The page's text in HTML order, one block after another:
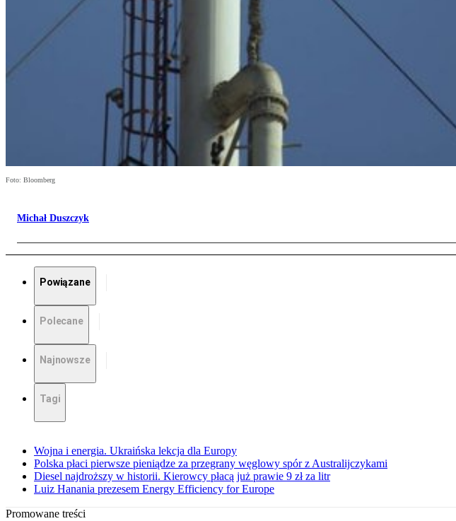
Foto: Bloomberg
Michał Duszczyk
Powiązane
Polecane
Najnowsze
Tagi
Wojna i energia. Ukraińska lekcja dla Europy
Polska płaci pierwsze pieniądze za przegrany węglowy spór z Australijczykami
Diesel najdroższy w historii. Kierowcy płacą już prawie 9 zł za litr
Luiz Hanania prezesem Energy Efficiency for Europe
Promowane treści